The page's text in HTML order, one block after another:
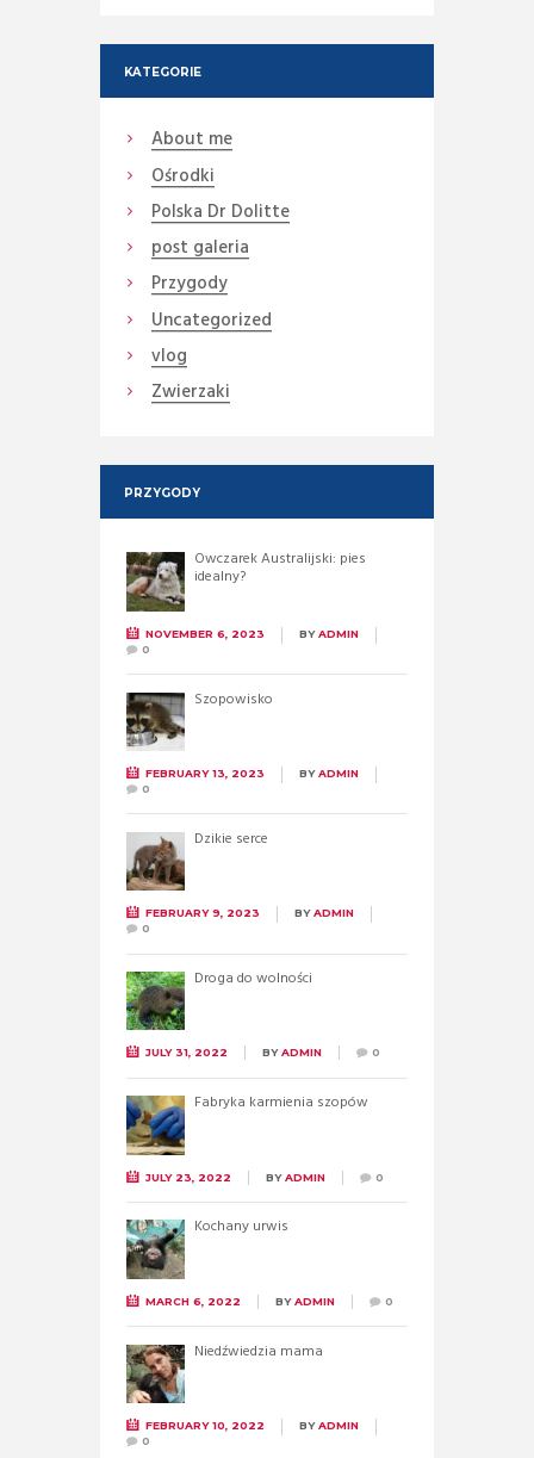
KATEGORIE
About me
Ośrodki
Polska Dr Dolitte
post galeria
Przygody
Uncategorized
vlog
Zwierzaki
PRZYGODY
Owczarek Australijski: pies
idealny?
NOVEMBER 6, 2023 BYADMIN
0
Szopowisko
FEBRUARY 13, 2023 BYADMIN
0
Dzikie serce
FEBRUARY 9, 2023 BYADMIN
0
Droga do wolności
JULY 31, 2022 BYADMIN 0
Fabryka karmienia szopów
JULY 23, 2022 BYADMIN 0
Kochany urwis
MARCH 6, 2022 BYADMIN 0
Niedźwiedzia mama
FEBRUARY 10, 2022 BYADMIN
0